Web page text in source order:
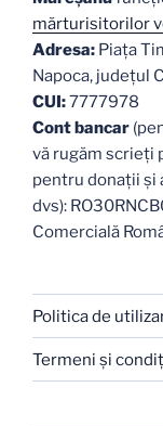
mărturisitorilor
Adresa: Piaţa
Napoca, judeţul
CUI:7777978
Cont bancar
vă rugăm scrieți
pentru donații și
dvs):
Comercială
Politica de
Termeni şi